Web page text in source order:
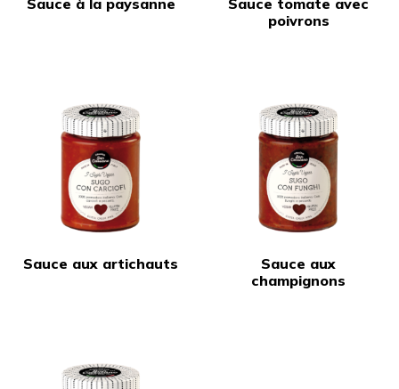
poivrons
Sauce aux artichauts
Sauce aux
champignons